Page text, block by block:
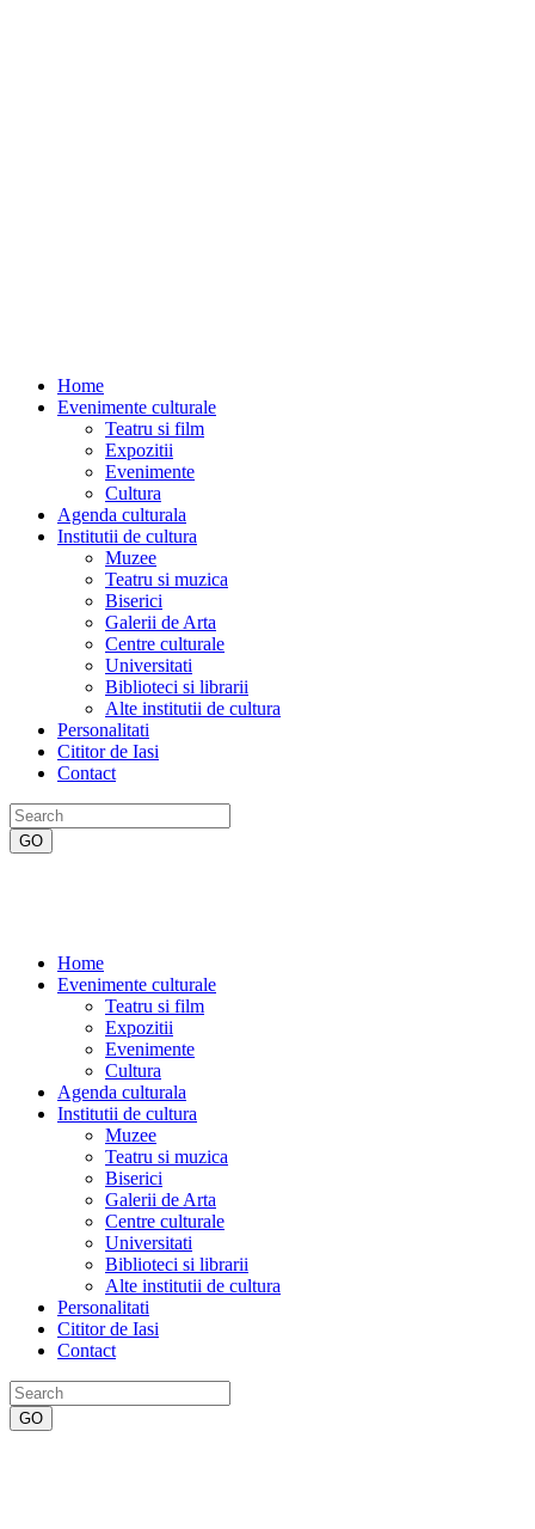
Home
Evenimente culturale
Teatru si film
Expozitii
Evenimente
Cultura
Agenda culturala
Institutii de cultura
Muzee
Teatru si muzica
Biserici
Galerii de Arta
Centre culturale
Universitati
Biblioteci si librarii
Alte institutii de cultura
Personalitati
Cititor de Iasi
Contact
Home
Evenimente culturale
Teatru si film
Expozitii
Evenimente
Cultura
Agenda culturala
Institutii de cultura
Muzee
Teatru si muzica
Biserici
Galerii de Arta
Centre culturale
Universitati
Biblioteci si librarii
Alte institutii de cultura
Personalitati
Cititor de Iasi
Contact